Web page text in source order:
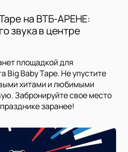
на ВТБ-АРЕНЕ:
звука в центре
площадкой для
Big Baby Tape. Не упустите
хитами и любимыми
Забронируйте свое место
заранее!